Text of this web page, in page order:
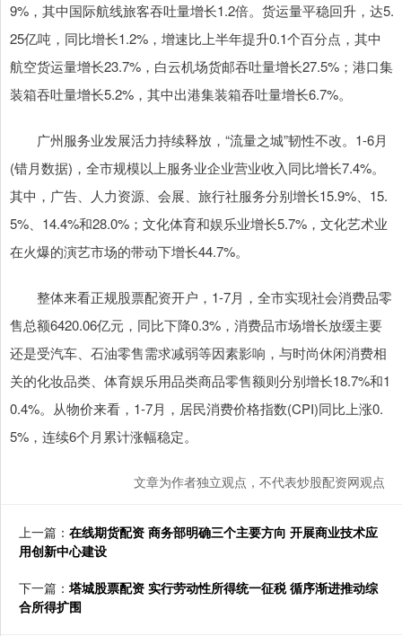
9%，其中国际航线旅客吞吐量增长1.2倍。货运量平稳回升，达5.
25亿吨，同比增长1.2%，增速比上半年提升0.1个百分点，其中
航空货运量增长23.7%，白云机场货邮吞吐量增长27.5%；港口集
装箱吞吐量增长5.2%，其中出港集装箱吞吐量增长6.7%。
广州服务业发展活力持续释放，“流量之城”韧性不改。1-6月
(错月数据)，全市规模以上服务业企业营业收入同比增长7.4%。
其中，广告、人力资源、会展、旅行社服务分别增长15.9%、15.
5%、14.4%和28.0%；文化体育和娱乐业增长5.7%，文化艺术业
在火爆的演艺市场的带动下增长44.7%。
整体来看正规股票配资开户，1-7月，全市实现社会消费品零
售总额6420.06亿元，同比下降0.3%，消费品市场增长放缓主要
还是受汽车、石油零售需求减弱等因素影响，与时尚休闲消费相
关的化妆品类、体育娱乐用品类商品零售额则分别增长18.7%和1
0.4%。从物价来看，1-7月，居民消费价格指数(CPI)同比上涨0.
5%，连续6个月累计涨幅稳定。
文章为作者独立观点，不代表炒股配资网观点
上一篇： 在线期货配资 商务部明确三个主要方向 开展商业技术应
用创新中心建设
下一篇： 塔城股票配资 实行劳动性所得统一征税 循序渐进推动综
合所得扩围